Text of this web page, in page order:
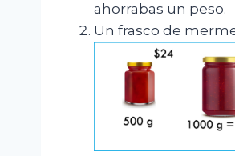
ahorrabas un peso.
Un frasco de